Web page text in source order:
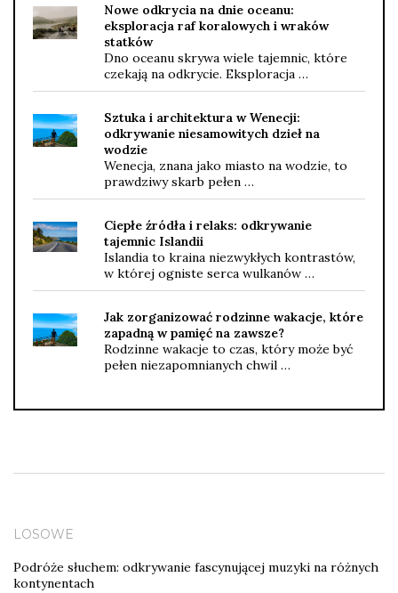
Nowe odkrycia na dnie oceanu:
eksploracja raf koralowych i wraków
statków
Dno oceanu skrywa wiele tajemnic, które
czekają na odkrycie. Eksploracja …
Sztuka i architektura w Wenecji:
odkrywanie niesamowitych dzieł na
wodzie
Wenecja, znana jako miasto na wodzie, to
prawdziwy skarb pełen …
Ciepłe źródła i relaks: odkrywanie
tajemnic Islandii
Islandia to kraina niezwykłych kontrastów,
w której ogniste serca wulkanów …
Jak zorganizować rodzinne wakacje, które
zapadną w pamięć na zawsze?
Rodzinne wakacje to czas, który może być
pełen niezapomnianych chwil …
LOSOWE
Podróże słuchem: odkrywanie fascynującej muzyki na różnych
kontynentach